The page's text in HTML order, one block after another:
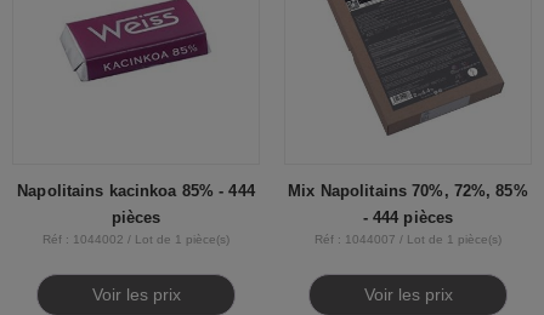
Napolitains kacinkoa 85% - 444
pièces
Réf : 1044002 / Lot de 1 pièce(s)
Voir les prix
Mix Napolitains 70%, 72%, 85%
- 444 pièces
Réf : 1044007 / Lot de 1 pièce(s)
Voir les prix